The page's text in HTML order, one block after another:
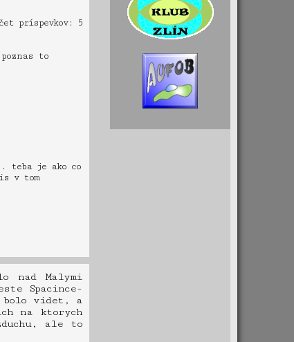
príspevkov: 5
to
teba je ako co
v tom
nad Malymi
Spacince-
bolo videt, a
na ktorych
ale to